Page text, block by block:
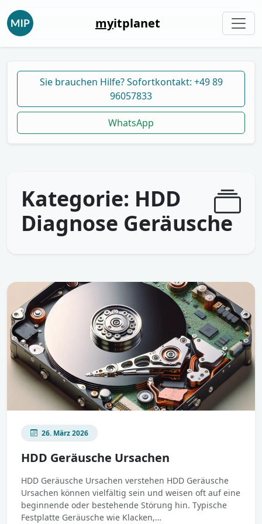
myitplanet
Sie brauchen Hilfe? Sofortkontakt: +49 89
96057833
WhatsApp
Kategorie: HDD
Diagnose Geräusche
26. März 2026
HDD Geräusche Ursachen
HDD Geräusche Ursachen verstehen HDD Geräusche
Ursachen können vielfältig sein und weisen oft auf eine
beginnende oder bestehende Störung hin. Typische
Festplatte Geräusche wie Klacken,…